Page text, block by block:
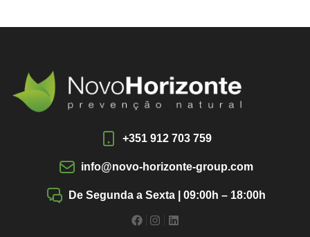
+351 912 703 759
info@novo-horizonte-group.com
De Segunda a Sexta | 09:00h – 18:00h